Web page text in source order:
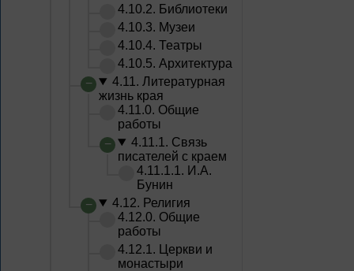
4.10.2. Библиотеки
4.10.3. Музеи
4.10.4. Театры
4.10.5. Архитектура
4.11. Литературная
жизнь края
4.11.0. Общие
работы
4.11.1. Связь
писателей с краем
4.11.1.1. И.А.
Бунин
4.12. Религия
4.12.0. Общие
работы
4.12.1. Церкви и
монастыри